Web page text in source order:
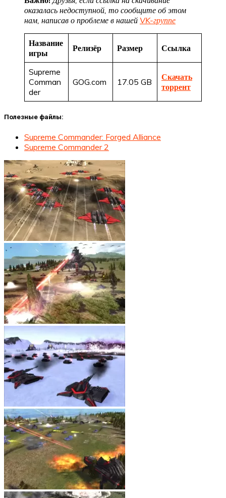
оказалась недоступной, то сообщите об этом
нам, написав о проблеме в нашей VK-группе
Название
игры
Релизёр Размер Ссылка
Supreme
Comman
der
GOG.com 17.05 GB
Скачать
торрент
Полезные файлы:
Supreme Commander: Forged Alliance
Supreme Commander 2